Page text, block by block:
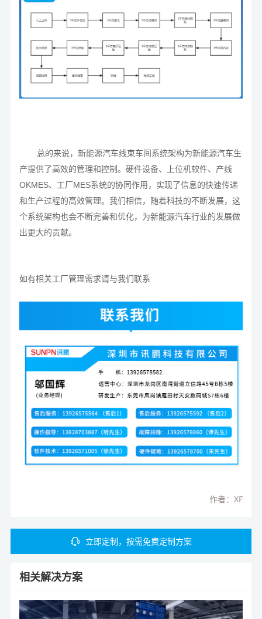
总的来说，新能源汽车线束车间系统架构为新能源汽车生
产提供了高效的管理和控制。硬件设备、上位机软件、产线
OKMES、工厂MES系统的协同作用，实现了信息的快速传递
和生产过程的高效管理。我们相信，随着科技的不断发展，这
个系统架构也会不断完善和优化，为新能源汽车行业的发展做
出更大的贡献。
如有相关工厂管理需求请与我们联系
作者：XF
立即定制，按需免费定制方案
相关解决方案